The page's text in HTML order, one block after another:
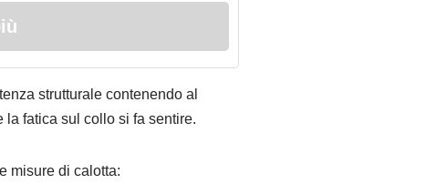
strutturale contenendo al
fatica sul collo si fa sentire.
misure di calotta: